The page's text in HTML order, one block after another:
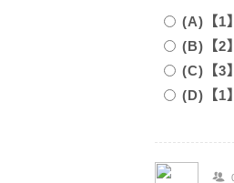
(A)【1
(B)【2
(C)【3
(D)【1